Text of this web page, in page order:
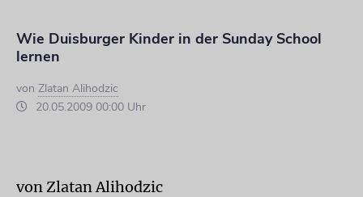
Wie Duisburger Kinder in der Sunday School
lernen
von Zlatan Alihodzic
20.05.2009 00:00 Uhr
von Zlatan Alihodzic